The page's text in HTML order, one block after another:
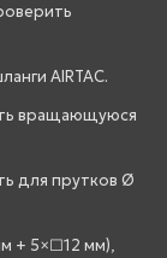
AIRTAC.
вращающуюся
для прутков Ø
+ 5×□12 мм),